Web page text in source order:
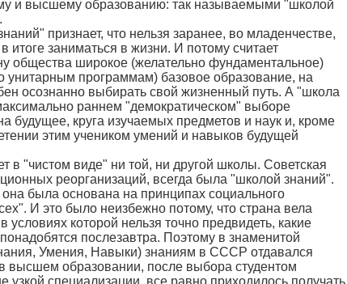
и высшему образованию: так называемыми "школой
признает, что нельзя заранее, во младенчестве,
итоге заниматься в жизни. И потому считает
общества широкое (желательно фундаментальное)
унитарным программам) базовое образование, на
осознанно выбирать свой жизненный путь. А "школа
раннем "демократическом" выборе
будущее, круга изучаемых предметов и наук и, кроме
этим учеником умений и навыков будущей
в "чистом виде" ни той, ни другой школы. Советская
реорганизаций, всегда была "школой знаний".
была основана на принципах социального
И это было неизбежно потому, что страна вела
которой нельзя точно предвидеть, какие
послезавтра. Поэтому в знаменитой
Умения, Навыки) знаниям в СССР отдавался
высшем образовании, после выбора студентом
специализации, все равно приходилось получать